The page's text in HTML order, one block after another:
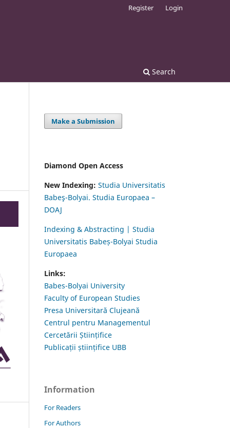
Search
Register Login
Make a Submission
Diamond Open Access
New Indexing: Studia Universitatis
Babeş-Bolyai. Studia Europaea –
DOAJ
Indexing & Abstracting | Studia
Universitatis Babeș-Bolyai Studia
Europaea
Links:
Babes-Bolyai University
Faculty of European Studies
Presa Universitară Clujeană
Centrul pentru Managementul
Cercetării Științifice
Publicații științifice UBB
Information
For Readers
For Authors